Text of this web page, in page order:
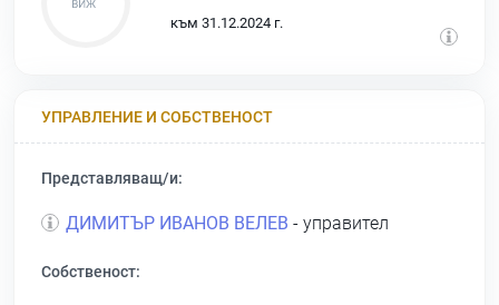
към 31.12.2024 г.
УПРАВЛЕНИЕ И СОБСТВЕНОСТ
Представляващ/и:
ДИМИТЪР ИВАНОВ ВЕЛЕВ - управител
Собственост: